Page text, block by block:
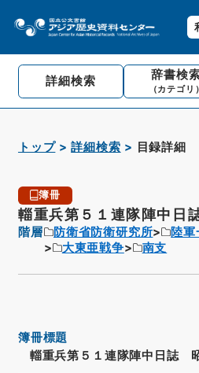
詳細検索 辞書検
（カテゴリ）
トップ 詳細検索 目録詳細
簿冊
輜重兵第５１連隊陣中日
階層 防衛省防衛研究所 陸
大東亜戦争
南支
簿冊標題
輜重兵第５１連隊陣中日誌